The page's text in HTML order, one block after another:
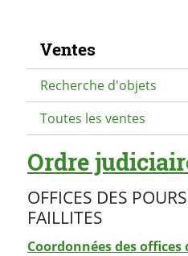
Navigation
Ventes
Recherche d'objets
Toutes les ventes
Ordre
OFFICES DES
FAILLITES
Coordonnées des